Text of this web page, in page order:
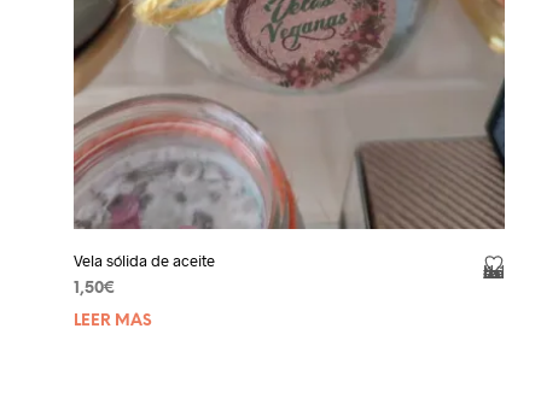
Añadir a la lista de deseos
Vela sólida de aceite
1,50€
LEER MÁS